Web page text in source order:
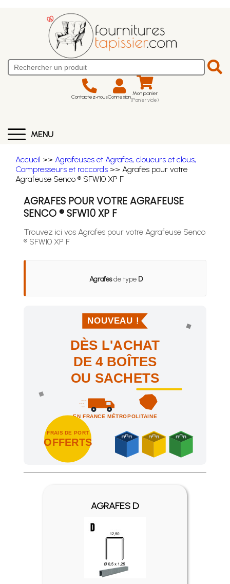
Contactez-nousConnexion Mon panier
(Panier vide)
MENU
Accueil >> Agrafeuses et Agrafes, cloueurs et clous,
Compresseurs et raccords >> Agrafes pour votre
Agrafeuse Senco ® SFW10 XP F
AGRAFES POUR VOTRE AGRAFEUSE
SENCO ® SFW10 XP F
Trouvez ici vos Agrafes pour votre Agrafeuse Senco
® SFW10 XP F
Agrafesde type D
NOUVEAU !
DÈS L'ACHAT
DE 4 BOÎTES
OU SACHETS
EN FRANCE MÉTROPOLITAINE
FRAIS DE PORT
OFFERTS
Achetez 4 sachets ou boîtes d'agrafes ou de pointes et
AGRAFES D